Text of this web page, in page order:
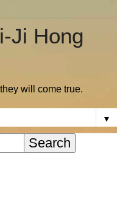
Ji Hong
will come true.
▼